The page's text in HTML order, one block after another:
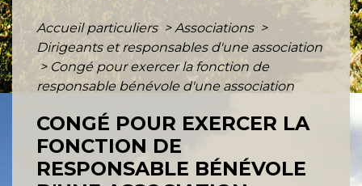
Accueil particuliers > Associations >
Dirigeants et responsables d'une association
> Congé pour exercer la fonction de
responsable bénévole d'une association
CONGÉ POUR EXERCER LA
FONCTION DE
RESPONSABLE BÉNÉVOLE